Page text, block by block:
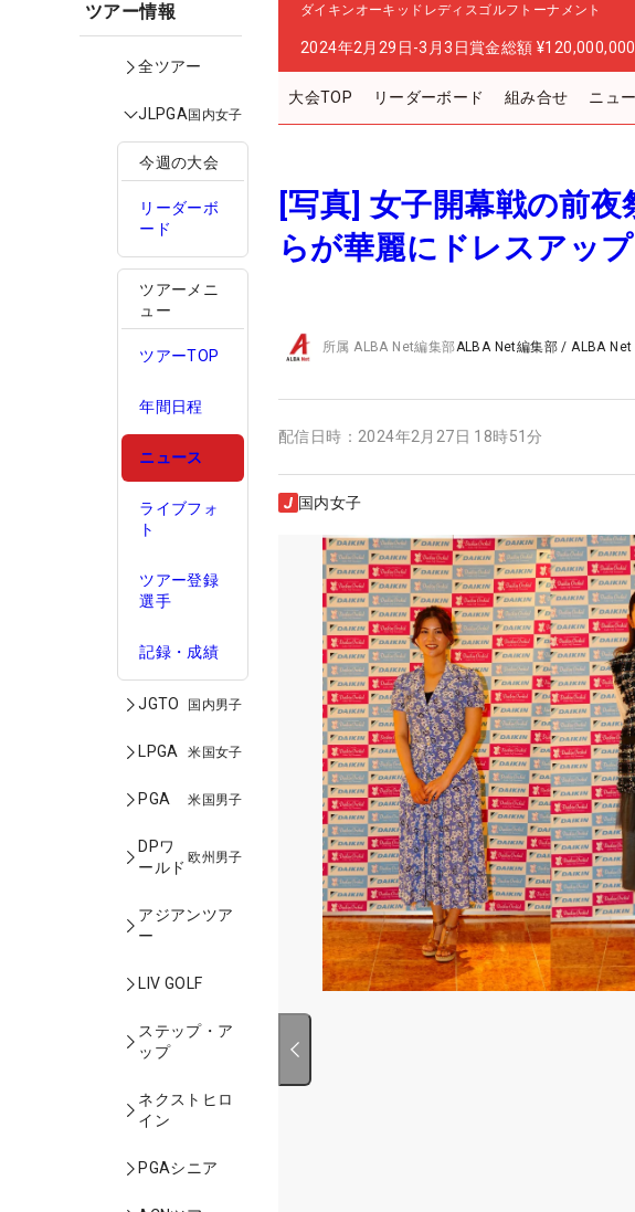
ツアー情報
全ツアー
JLPGA国内女子
今週の大会
リーダーボ
ード
ツアーメニ
ュー
ツアーTOP
年間日程
ニュース
ライブフォ
ト
ツアー登録
選手
記録・成績
JGTO 国内男子
LPGA 米国女子
PGA 米国男子
DPワ
ールド
欧州男子
アジアンツア
ー
LIV GOLF
ステップ・ア
ップ
ネクストヒロ
イン
PGAシニア
ダイキンオーキッドレディスゴルフトーナメント
2024年2月29日-3月3日賞金総額 ¥120,000,000
大会TOP リーダーボード 組み合せ ニュ
[写真] 女子開幕戦の前
らが華麗にドレスアップ
所属ALBA Net編集部ALBA Net編集部 /ALBA Net
配信日時： 2024年2月27日 18時51分
国内女子